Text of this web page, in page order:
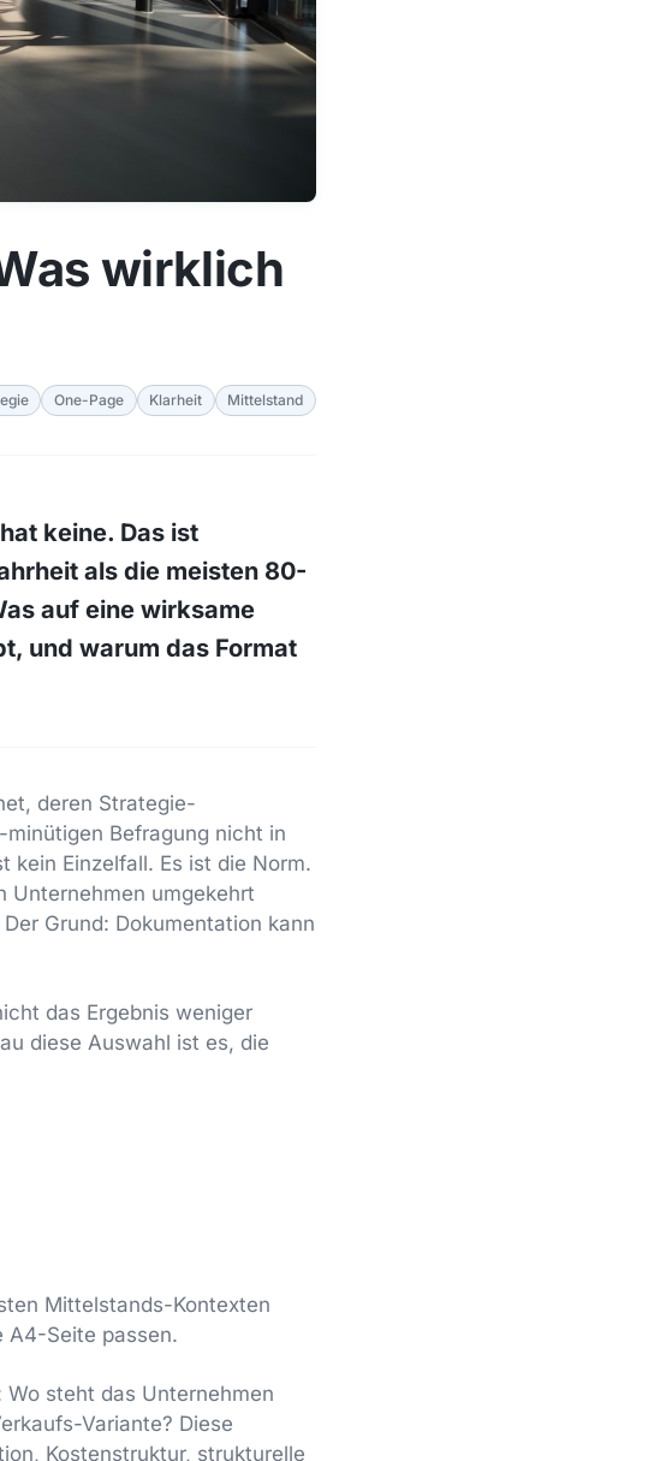
wirklich
One-Page Klarheit Mittelstand
keine. Das ist
als die meisten 80-
auf eine wirksame
und warum das Format
deren Strategie-
Befragung nicht in
kein Einzelfall. Es ist die Norm.
Unternehmen umgekehrt
Grund: Dokumentation kann
das Ergebnis weniger
diese Auswahl ist es, die
Mittelstands-Kontexten
A4-Seite passen.
steht das Unternehmen
Variante? Diese
Kostenstruktur, strukturelle